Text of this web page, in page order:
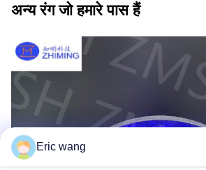
अन्य रंग जो हमारे पास हैं
Eric wang